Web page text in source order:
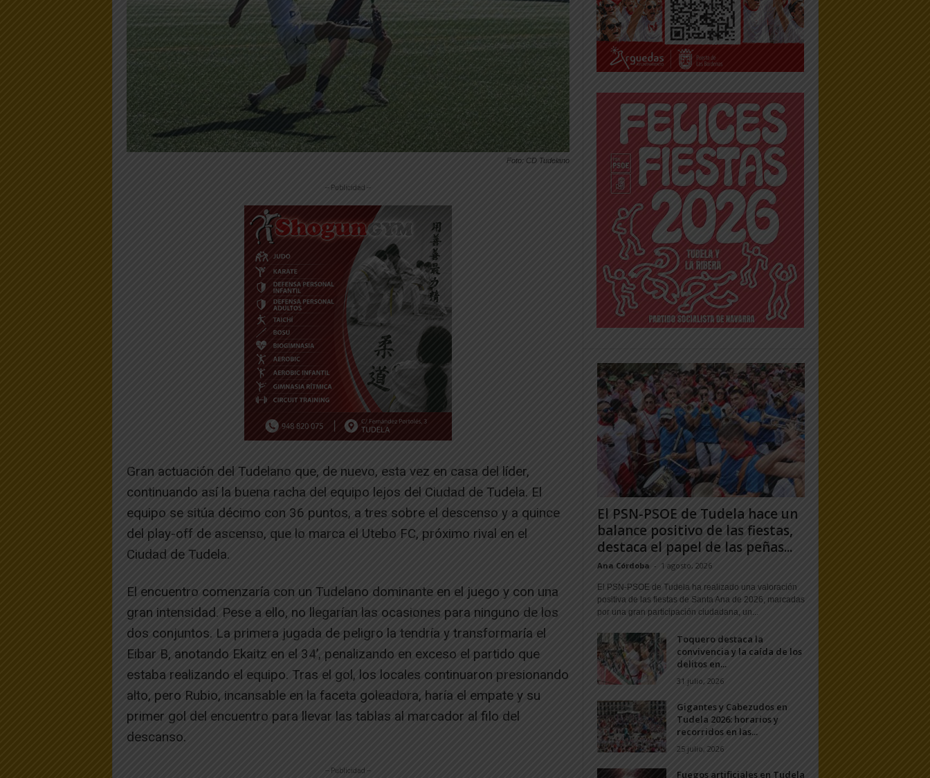
Foto: CD Tudelano
-- Publicidad --
Gran actuación del Tudelano que, de nuevo, esta vez en casa del líder,
continuando así la buena racha del equipo lejos del Ciudad de Tudela. El
equipo se sitúa décimo con 36 puntos, a tres sobre el descenso y a quince
del play-off de ascenso, que lo marca el Utebo FC, próximo rival en el
Ciudad de Tudela.
El encuentro comenzaría con un Tudelano dominante en el juego y con una
gran intensidad. Pese a ello, no llegarían las ocasiones para ninguno de los
dos conjuntos. La primera jugada de peligro la tendría y transformaría el
Eibar B, anotando Ekaitz en el 34’, penalizando en exceso el partido que
estaba realizando el equipo. Tras el gol, los locales continuaron presionando
alto, pero Rubio, incansable en la faceta goleadora, haría el empate y su
primer gol del encuentro para llevar las tablas al marcador al filo del
descanso.
-- Publicidad --
El PSN-PSOE de Tudela hace un
balance positivo de las fiestas,
destaca el papel de las peñas...
Ana Córdoba - 1 agosto, 2026
El PSN-PSOE de Tudela ha realizado una valoración
positiva de las fiestas de Santa Ana de 2026, marcadas
por una gran participación ciudadana, un...
Toquero destaca la
convivencia y la caída de los
delitos en...
31 julio, 2026
Gigantes y Cabezudos en
Tudela 2026: horarios y
recorridos en las...
25 julio, 2026
Fuegos artificiales en Tudela